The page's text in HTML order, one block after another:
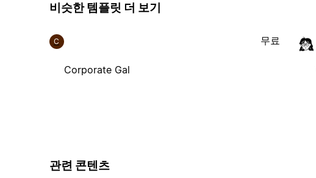
비슷한 템플릿 더 보기
C
Corporate Gal
무료
관련 콘텐츠